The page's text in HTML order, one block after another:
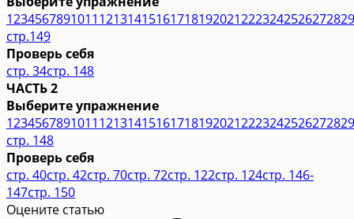
1234567891011121314151617181920212223242526272829
стр.149
Проверь себя
стр. 34стр. 148
ЧАСТЬ 2
Выберите упражнение
1234567891011121314151617181920212223242526272829
стр. 148
Проверь себя
стр. 40стр. 42стр. 70стр. 72стр. 122стр. 124стр. 146-
147стр. 150
Оцените статью